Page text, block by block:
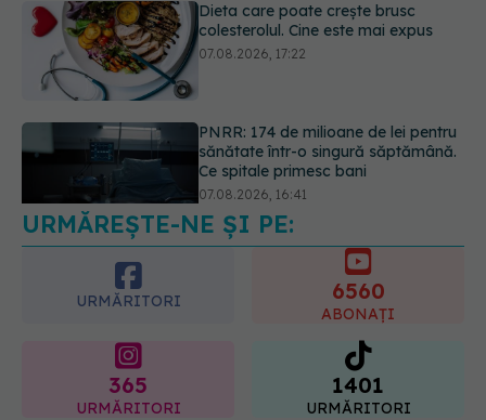
PNRR: 174 de milioane de lei pentru
sănătate într-o singură săptămână.
Ce spitale primesc bani
Ce spune culoarea ta preferată
despre vârsta pe care o ai. Care
este "codul cromatic" al generațiilor
07.08.2026, 21:29
URMĂREȘTE-NE ȘI PE:
URMĂRITORI 6560
ABONAȚI
365
URMĂRITORI
1401
URMĂRITORI